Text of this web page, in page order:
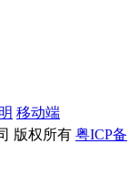
移动端
版权所有 粤ICP备